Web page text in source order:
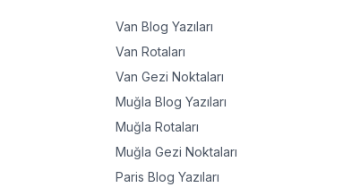
Van Blog Yazıları
Van Rotaları
Van Gezi Noktaları
Muğla Blog Yazıları
Muğla Rotaları
Muğla Gezi Noktaları
Paris Blog Yazıları